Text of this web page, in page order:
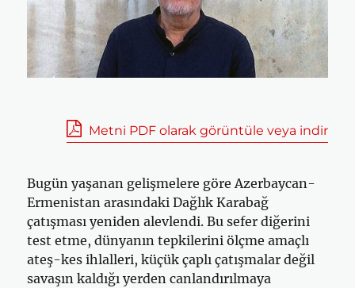
Metni PDF olarak görüntüle veya indir
Bugün yaşanan gelişmelere göre Azerbaycan-
Ermenistan arasındaki Dağlık Karabağ
çatışması yeniden alevlendi. Bu sefer diğerini
test etme, dünyanın tepkilerini ölçme amaçlı
ateş-kes ihlalleri, küçük çaplı çatışmalar değil
savaşın kaldığı yerden canlandırılmaya